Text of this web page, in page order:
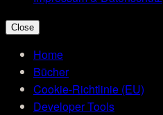
Close
Home
Bücher
Cookie-Richtlinie (EU)
Developer Tools